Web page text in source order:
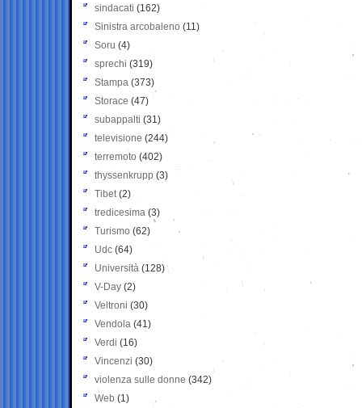
sindacati (162)
Sinistra arcobaleno (11)
Soru (4)
sprechi (319)
Stampa (373)
Storace (47)
subappalti (31)
televisione(244)
terremoto (402)
thyssenkrupp (3)
Tibet(2)
tredicesima (3)
Turismo (62)
Udc (64)
Università (128)
V-Day (2)
Veltroni (30)
Vendola (41)
Verdi (16)
Vincenzi (30)
violenza sulle donne (342)
Web (1)